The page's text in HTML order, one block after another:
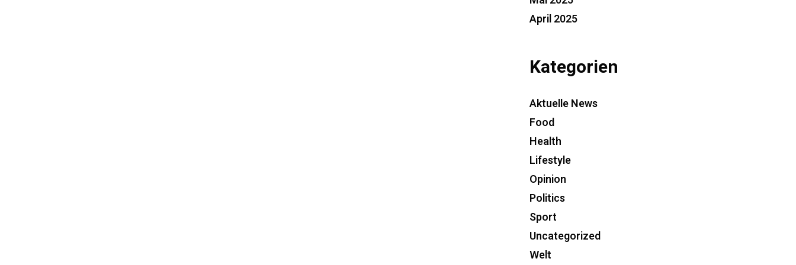
April 2025
Kategorien
Aktuelle News
Food
Health
Lifestyle
Opinion
Politics
Sport
Uncategorized
Welt